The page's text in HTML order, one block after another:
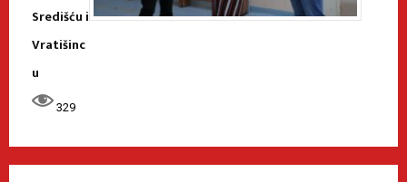
Središću i
Vratišinc
u
329